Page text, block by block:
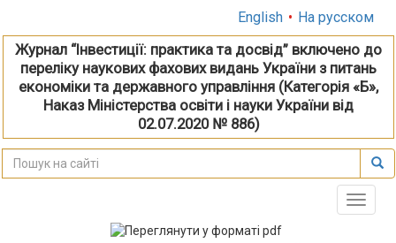
English • На русском
Журнал “Інвестиції: практика та досвід” включено до
переліку наукових фахових видань України з питань
економіки та державного управління (Категорія «Б»,
Наказ Міністерства освіти і науки України від
02.07.2020 № 886)
Toggle